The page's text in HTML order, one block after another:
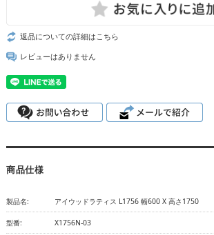
返品についての詳細はこちら
レビューはありません
商品仕様
製品名: アイウッドラティス L1756 幅600 X 高さ1750
型番: X1756N-03